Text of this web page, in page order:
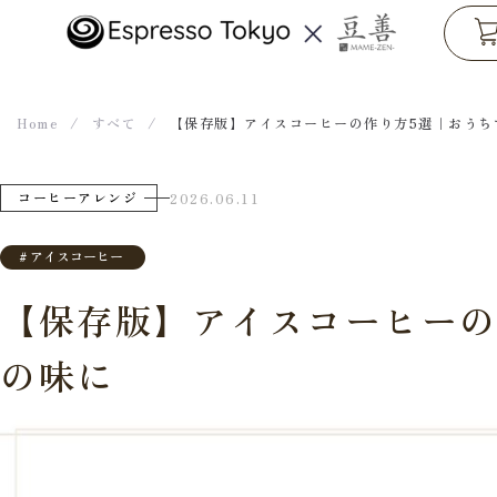
テ
ツ
へ
ス
キ
ッ
プ
Home / すべて / 【保存版】アイスコーヒーの作り方5選｜おう
コーヒーアレンジ 2026.06.11
# アイスコーヒー
【保存版】アイスコーヒー
の味に